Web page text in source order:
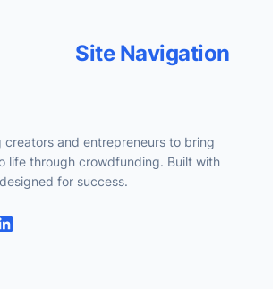
creators and entrepreneurs to bring
life through crowdfunding. Built with
for success.
Site Navigation